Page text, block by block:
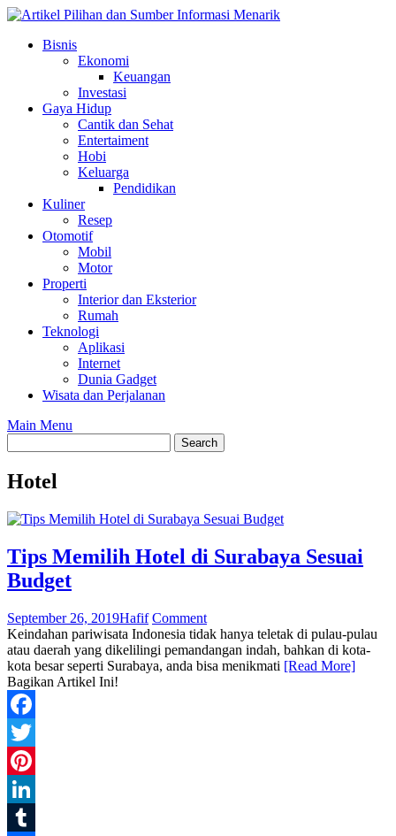
Skip
contentBisnis
Ekonomi
Keuangan
Investasi
Gaya Hidup
Cantik dan Sehat
Entertaiment
Hobi
Keluarga
Pendidikan
Kuliner
Resep
Otomotif
Mobil
Motor
Properti
Interior dan Eksterior
Rumah
Teknologi
Aplikasi
Internet
Dunia Gadget
Wisata dan Perjalanan
Main Menu
Hotel
Tips Memilih Hotel di Surabaya Sesuai
Budget
September 26, 2019Hafif Comment
Keindahan pariwisata Indonesia tidak hanya teletak di pulau-pulau
atau daerah yang dikelilingi pemandangan indah, bahkan di kota-
kota besar seperti Surabaya, anda bisa menikmati [Read More]
Bagikan Artikel Ini!
Facebook
Twitter
Pinterest
LinkedIn